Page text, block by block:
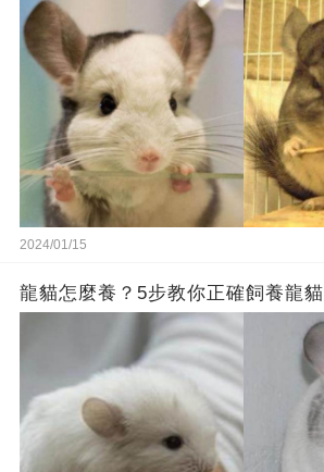
2024/01/15
龍貓怎麼養？5步教你正確飼養龍貓